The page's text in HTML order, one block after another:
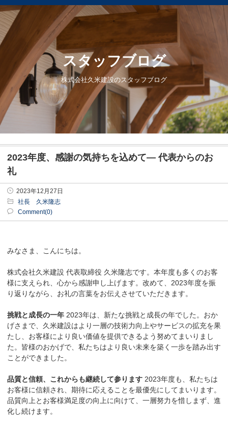
スタッフブログ
株式会社久米建設のスタッフブログ
2023年度、感謝の気持ちを込めて― 代表からのお
礼
2023年12月27日
社長 久米隆志
Comment(0)
みなさま、こんにちは。
株式会社久米建設 代表取締役 久米隆志です。本年度も多くのお客
様に支えられ、心から感謝申し上げます。改めて、2023年度を振
り返りながら、お礼の言葉をお伝えさせていただきます。
挑戦と成長の一年 2023年は、新たな挑戦と成長の年でした。おか
げさまで、久米建設はより一層の技術力向上やサービスの拡充を果
たし、お客様により良い価値を提供できるよう努めてまいりまし
た。皆様のおかげで、私たちはより良い未来を築く一歩を踏み出す
ことができました。
品質と信頼、これからも継続して参ります 2023年度も、私たちは
お客様に信頼され、期待に応えることを最優先にしてまいります。
品質向上とお客様満足度の向上に向けて、一層努力を惜しまず、進
化し続けます。